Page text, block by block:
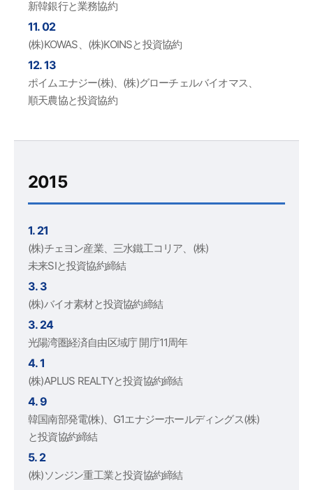
新韓銀行と業務協約
11. 02
(株)KOWAS、(株)KOINSと投資協約
12. 13
ポイムエナジー(株)、(株)グローチェルバイオマス、
順天農協と投資協約
2015
1. 21
(株)チェヨン産業、三水鐵工コリア、(株)
未来SIと投資協約締結
3. 3
(株)バイオ素材と投資協約締結
3. 24
光陽湾圏経済自由区域庁 開庁11周年
4. 1
(株)APLUS REALTYと投資協約締結
4. 9
韓国南部発電(株)、G1エナジーホールディングス(株)
と投資協約締結
5. 2
(株)ソンジン重工業と投資協約締結